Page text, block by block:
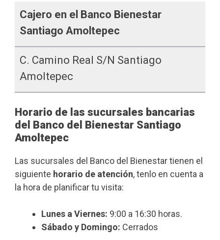
Cajero en el Banco Bienestar
Santiago Amoltepec
C. Camino Real S/n Santiago
Amoltepec
Horario de las sucursales bancarias
del Banco del Bienestar Santiago
Amoltepec
Las sucursales del Banco del Bienestar tienen el
siguiente horario de atención, tenlo en cuenta a
la hora de planificar tu visita:
Lunes a Viernes: 9:00 a 16:30 horas.
Sábado y Domingo: Cerrados